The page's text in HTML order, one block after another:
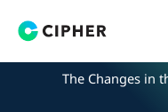
The Changes in